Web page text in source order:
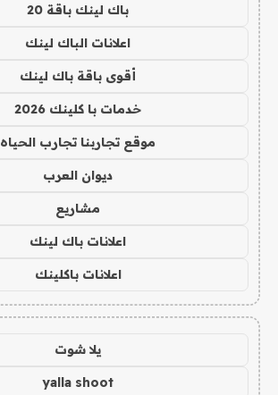
باك لينك باقة 20
اعلانات الباك لينك
أقوى باقة باك لينك
خدمات با كلينك 2026
موقع تجاربنا تجارب الحياه
ديوان العرب
مشاريع
اعلانات باك لينك
اعلانات باكلينك
يلا شوت
yalla shoot